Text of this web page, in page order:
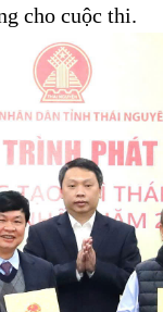
cho cuộc thi.